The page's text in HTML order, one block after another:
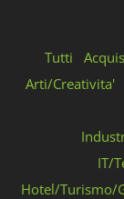
Tutti
Arti/Creativita'
IT/
Hotel/Turismo/